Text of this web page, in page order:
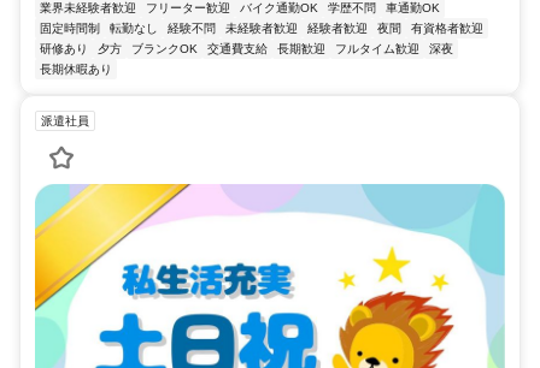
業界未経験者歓迎 フリーター歓迎 バイク通勤OK 学歴不問
車通勤OK
固定時間制
転勤なし 経験不問 未経験者歓迎 経験者歓迎 夜間
有資格者歓迎
研修あり
夕方 ブランクOK 交通費支給 長期歓迎 フルタイム歓迎
深夜
長期休暇あり
派遣社員